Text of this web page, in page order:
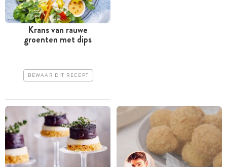
Krans van rauwe
groenten met dips
BEWAAR DIT RECEPT